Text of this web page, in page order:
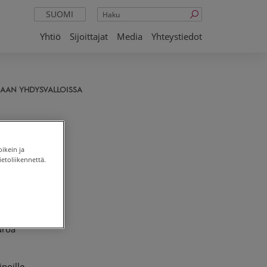
SUOMI
Haku
Yhtiö
Sijoittajat Media Yhteystiedot
YHDYSVALLOISSA
ja